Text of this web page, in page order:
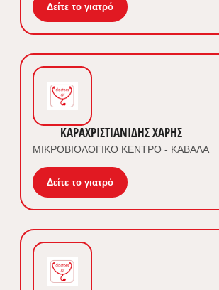
Δείτε το γιατρό
ΚΑΡΑΧΡΙΣΤΙΑΝΙΔΗΣ ΧΑΡΗΣ
ΜΙΚΡΟΒΙΟΛΟΓΙΚΟ ΚΕΝΤΡΟ - ΚΑΒΑΛΑ
Δείτε το γιατρό